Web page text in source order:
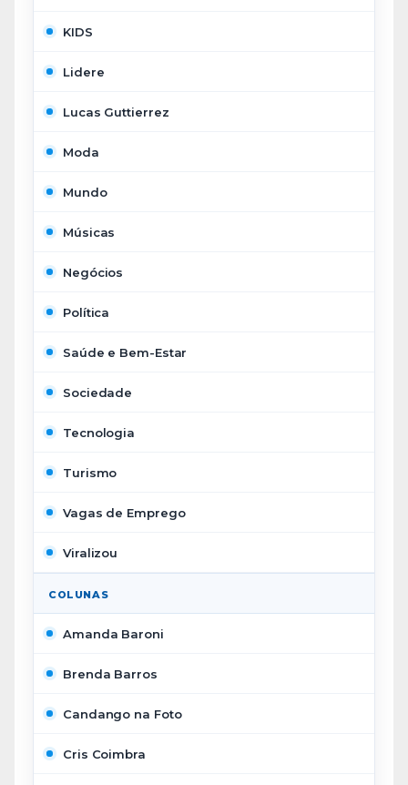
KIDS
Lidere
Lucas Guttierrez
Moda
Mundo
Músicas
Negócios
Política
Saúde e Bem-Estar
Sociedade
Tecnologia
Turismo
Vagas de Emprego
Viralizou
COLUNAS
Amanda Baroni
Brenda Barros
Candango na Foto
Cris Coimbra